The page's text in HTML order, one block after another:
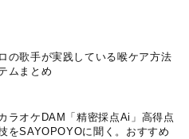
の歌手が実践している喉ケア⽅法
ムまとめ
ラオケDAM「精密採点Ai」高得点
をSAYOPOYOに聞く。おすすめ